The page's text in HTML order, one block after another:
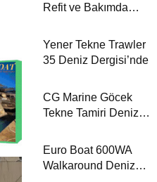
Refit ve Bakımda
Yener Tekne Trawler
35 Deniz Dergisi’nde
CG Marine Göcek
Tekne Tamiri Deniz
Euro Boat 600WA
Walkaround Deniz